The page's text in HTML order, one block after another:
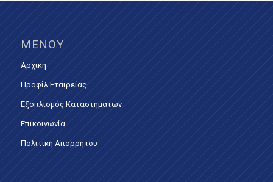
ΜΕΝΟΎ
Αρχική
Προφίλ Εταιρείας
Εξοπλισμός Καταστημάτων
Επικοινωνία
Πολιτική Απορρήτου